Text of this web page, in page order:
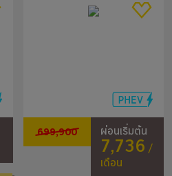
699,900 ผ่อนเริ่มต้น
7,736 /
เดือน